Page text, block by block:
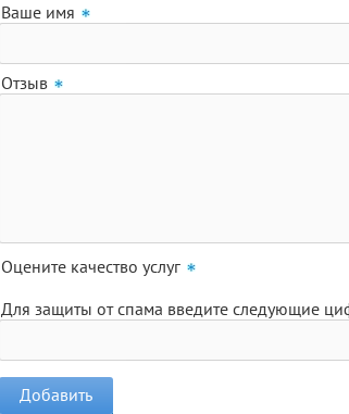
Ваше имя
Отзыв
Оцените качество услуг
Для защиты от спама введите следующие